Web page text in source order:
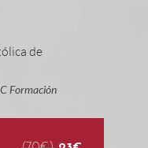
Formación